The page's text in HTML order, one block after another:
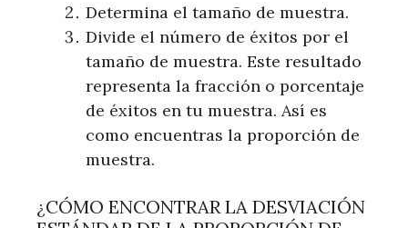
Determina el tamaño de muestra.
Divide el número de éxitos por el
tamaño de muestra. Este resultado
representa la fracción o porcentaje
de éxitos en tu muestra. Así es
como encuentras la proporción de
muestra.
¿CÓMO ENCONTRAR LA DESVIACIÓN